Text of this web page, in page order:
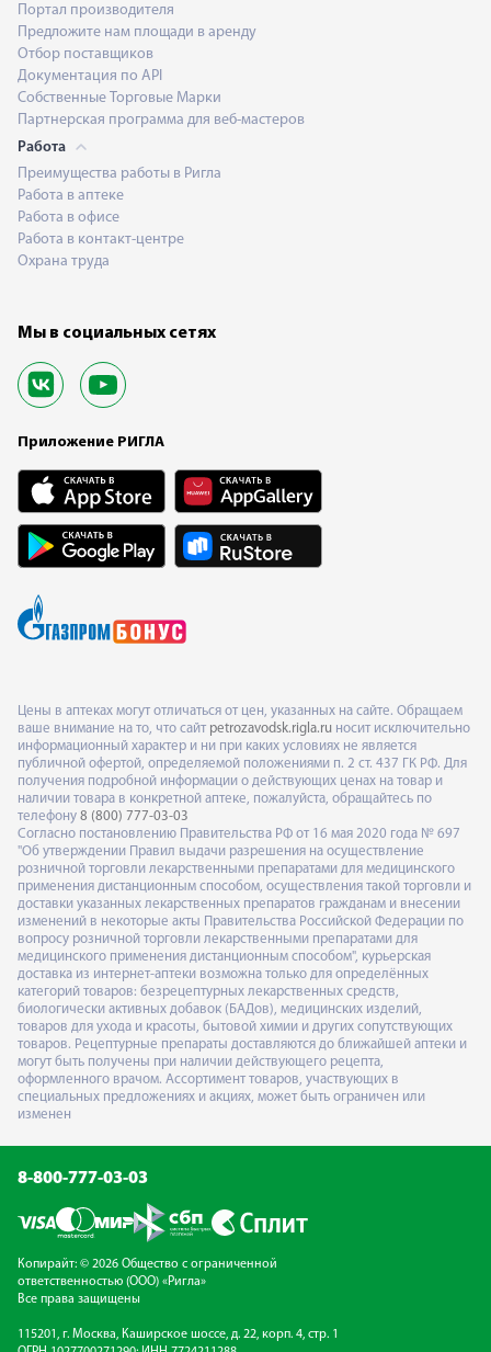
Портал производителя
Предложите нам площади в аренду
Отбор поставщиков
Документация по API
Собственные Торговые Марки
Партнерская программа для веб-мастеров
Работа
Преимущества работы в Ригла
Работа в аптеке
Работа в офисе
Работа в контакт-центре
Охрана труда
Мы в социальных сетях
Приложение РИГЛА
Цены в аптеках могут отличаться от цен, указанных на сайте. Обращаем
ваше внимание на то, что сайт petrozavodsk.rigla.ru носит исключительно
информационный характер и ни при каких условиях не является
публичной офертой, определяемой положениями п. 2 ст. 437 ГК РФ. Для
получения подробной информации о действующих ценах на товар и
наличии товара в конкретной аптеке, пожалуйста, обращайтесь по
телефону 8 (800) 777-03-03
Согласно постановлению Правительства РФ от 16 мая 2020 года № 697
"Об утверждении Правил выдачи разрешения на осуществление
розничной торговли лекарственными препаратами для медицинского
применения дистанционным способом, осуществления такой торговли и
доставки указанных лекарственных препаратов гражданам и внесении
изменений в некоторые акты Правительства Российской Федерации по
вопросу розничной торговли лекарственными препаратами для
медицинского применения дистанционным способом", курьерская
доставка из интернет-аптеки возможна только для определённых
категорий товаров: безрецептурных лекарственных средств,
биологически активных добавок (БАДов), медицинских изделий,
товаров для ухода и красоты, бытовой химии и других сопутствующих
товаров. Рецептурные препараты доставляются до ближайшей аптеки и
могут быть получены при наличии действующего рецепта,
оформленного врачом. Ассортимент товаров, участвующих в
специальных предложениях и акциях, может быть ограничен или
изменен
8-800-777-03-03
Копирайт: © 2026 Общество с ограниченной
ответственностью (ООО) «Ригла»
Все права защищены
115201, г. Москва, Каширское шоссе, д. 22, корп. 4, стр. 1